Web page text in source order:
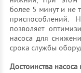
более 5 минут и не
приспособлений.
позволяет
насоса для
срока службы
Достоинства насоса